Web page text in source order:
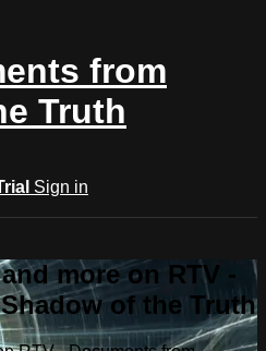
from
Truth
Sign in
more on RTV -
of the Truth